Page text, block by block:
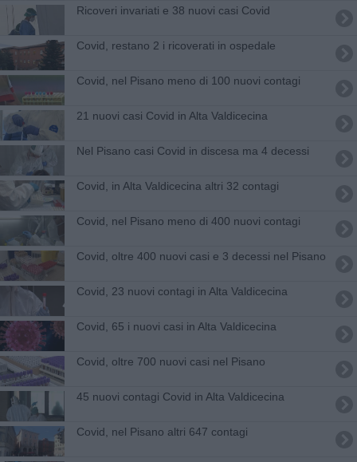
Ricoveri invariati e 38 nuovi casi Covid
Covid, restano 2 i ricoverati in ospedale
Covid, nel Pisano meno di 100 nuovi contagi
21 nuovi casi Covid in Alta Valdicecina
Nel Pisano casi Covid in discesa ma 4 decessi
Covid, in Alta Valdicecina altri 32 contagi
Covid, nel Pisano meno di 400 nuovi contagi
Covid, oltre 400 nuovi casi e 3 decessi nel Pisano
Covid, 23 nuovi contagi in Alta Valdicecina
Covid, 65 i nuovi casi in Alta Valdicecina
Covid, oltre 700 nuovi casi nel Pisano
45 nuovi contagi Covid in Alta Valdicecina
Covid, nel Pisano altri 647 contagi